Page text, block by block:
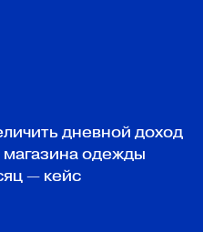
дневной доход
одежды
— кейс